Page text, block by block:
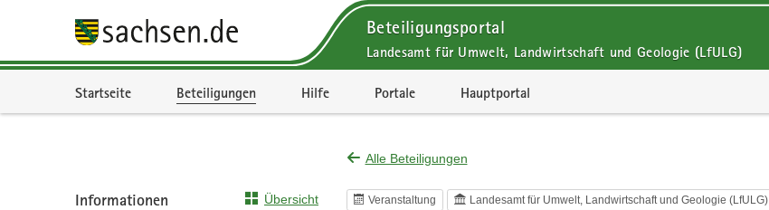
Beteiligungsportal
Landesamt für Umwelt, Landwirtschaft und Geologie (LfULG)
Startseite Beteiligungen Hilfe Portale Hauptportal
Alle Beteiligungen
Veranstaltung Landesamt für Umwelt, Landwirtschaft und Geologie (LfULG)
Informationen Übersicht